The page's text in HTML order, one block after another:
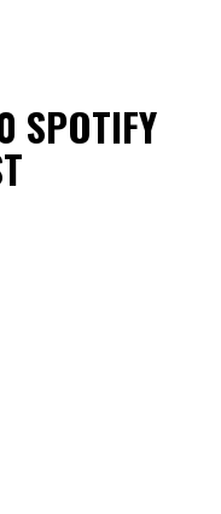
SPOTIFY